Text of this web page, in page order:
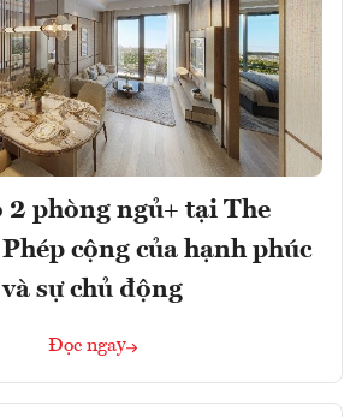
2 phòng ngủ+ tại The
cộng của hạnh phúc
và sự chủ động
Đọc ngay